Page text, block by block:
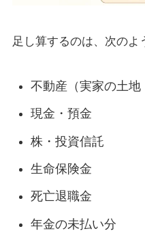
足し算するのは、次のよ
不動産（実家の土地
現金・預金
株・投資信託
生命保険金
死亡退職金
年金の未払い分